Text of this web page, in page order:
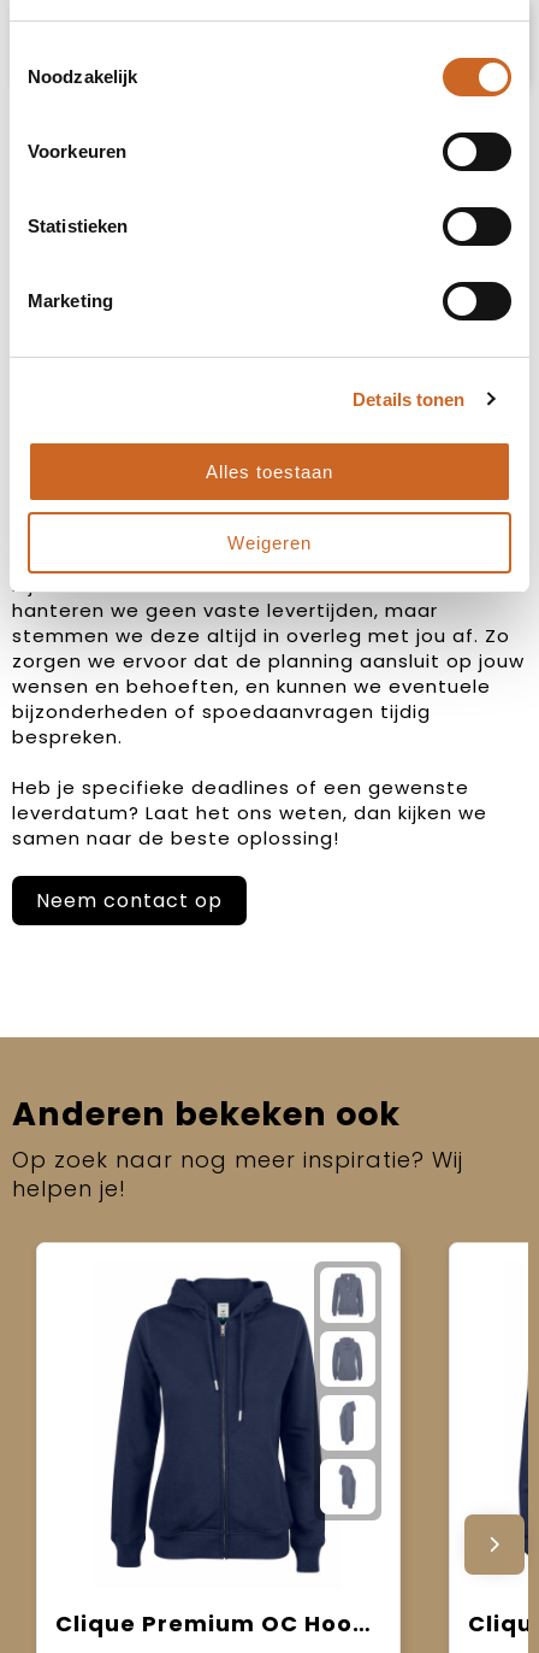
Noodzakelijk
Voorkeuren
Statistieken
Marketing
Details tonen
Alles toestaan
Weigeren
Levertijden in overleg
Bij ons staat klanttevredenheid centraal. Daarom
hanteren we geen vaste levertijden, maar
stemmen we deze altijd in overleg met jou af. Zo
zorgen we ervoor dat de planning aansluit op jouw
wensen en behoeften, en kunnen we eventuele
bijzonderheden of spoedaanvragen tijdig
bespreken.
Heb je specifieke deadlines of een gewenste
leverdatum? Laat het ons weten, dan kijken we
samen naar de beste oplossing!
Neem contact op
Anderen bekeken ook
Op zoek naar nog meer inspiratie? Wij
helpen je!
Clique Premium OC Hoody Full Zip Women